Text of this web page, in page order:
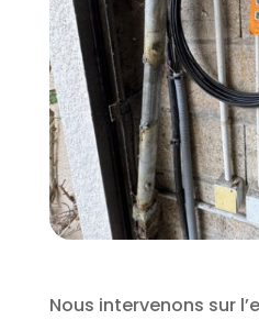
Nous intervenons sur